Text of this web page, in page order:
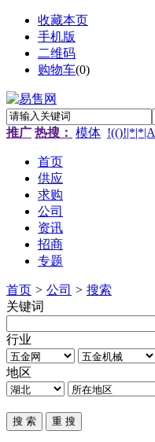
收藏本页
手机版
二维码
购物车(0)
推广 热搜： 模体 !(()!|*|*|A
首页
供应
求购
公司
资讯
招商
专题
首页 > 公司 > 搜索
关键词
行业
地区